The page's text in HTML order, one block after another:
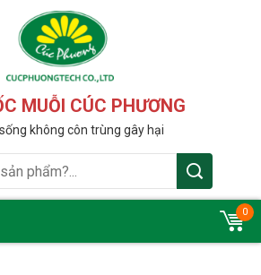
MUỖI CÚC PHƯƠNG
không côn trùng gây hại
0